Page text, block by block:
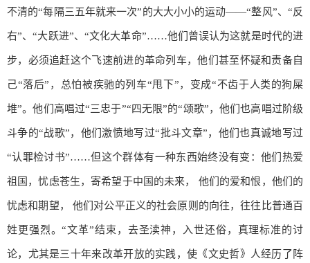
不清的“每隔三五年就来一次”的大大小小的运动——“整风”、“反
右”、“大跃进”、“文化大革命”……他们曾误认为这就是时代的进
步，必须追赶这个飞速前进的革命列车，他们甚至怀疑和责备自
己“落后”，总怕被疾驰的列车“甩下”，变成“不齿于人类的狗屎
堆”。他们高唱过“三忠于”“四无限”的“颂歌”，他们也高唱过阶级
斗争的“战歌”，他们激愤地写过“批斗文章”，他们也真诚地写过
“认罪检讨书”……但这个群体有一种东西始终没有变：他们热爱
祖国，忧虑苍生，寄希望于中国的未来， 他们的爱和恨，他们的
忧虑和期望， 他们对公平正义的社会原则的向往，往往比普通百
姓更强烈。“文革”结束，去圣渎神，入世还俗，真理标准的讨
论，尤其是三十年来改革开放的实践，使《文史哲》人经历了阵